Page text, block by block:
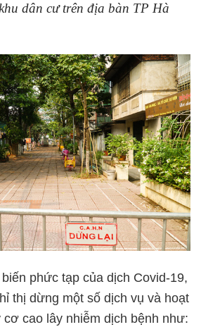
dân cư trên địa bàn TP Hà
phức tạp của dịch Covid-19,
thị dừng một số dịch vụ và hoạt
cơ cao lây nhiễm dịch bệnh như: